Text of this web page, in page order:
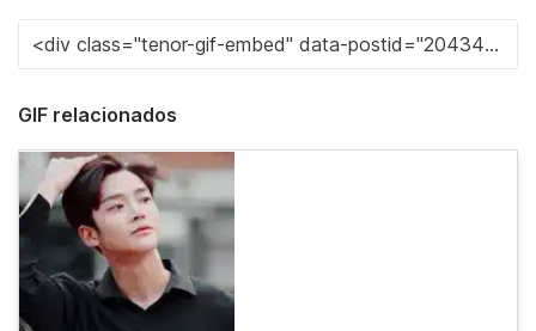
GIF relacionados